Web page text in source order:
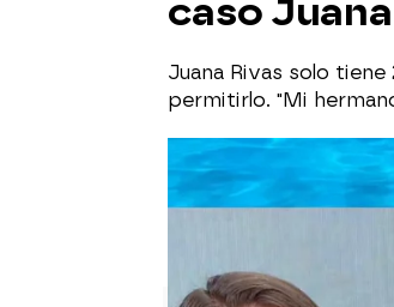
caso
Juana Rivas solo
permitirlo. "Mi
El hijo mayor de
pequeño no
La ministra Sira